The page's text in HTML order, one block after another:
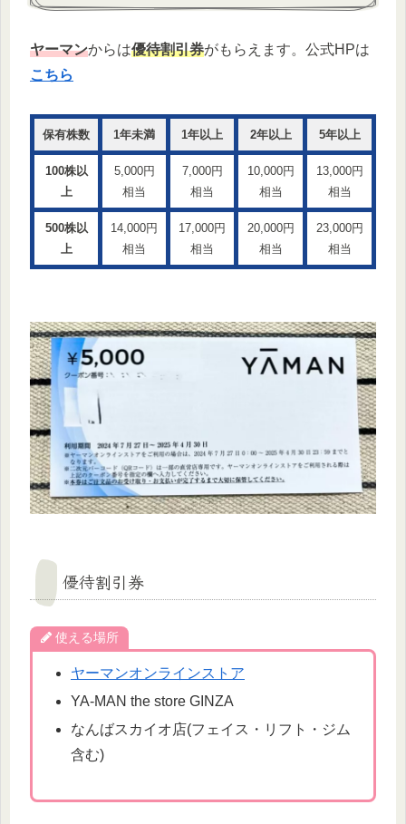
ヤーマンからは優待割引券がもらえます。公式HPは
こちら
保有株数 1年未満 1年以上 2年以上 5年以上
100株以
上
5,000円
相当
7,000円
相当
10,000円
相当
13,000円
相当
500株以
上
14,000円
相当
17,000円
相当
20,000円
相当
23,000円
相当
優待割引券
使える場所
ヤーマンオンラインストア
YA-MAN the store GINZA
なんばスカイオ店(フェイス・リフト・ジム
含む)